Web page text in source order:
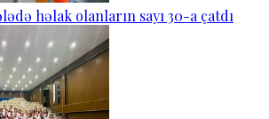
həlak olanların sayı 30-a çatdı